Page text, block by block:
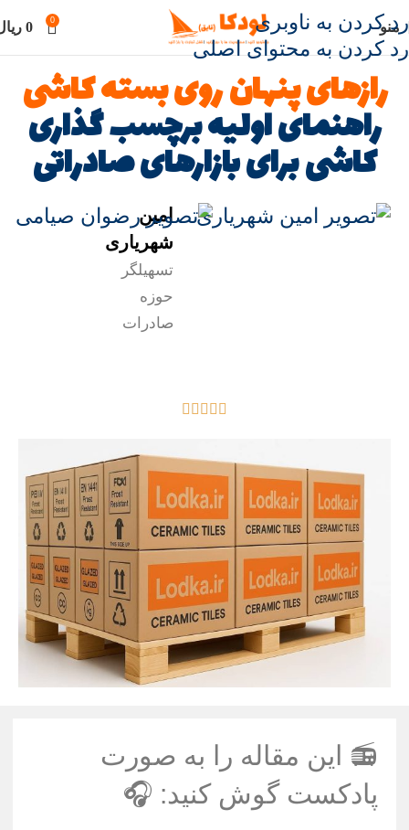
رد کردن به ناوبری
رد کردن به محتوای اصلی
منو 0
0
رازهای پنهان روی بسته کاشی
راهنمای اولیه برچسب گذاری
کاشی برای بازارهای صادراتی
امین
شهریاری
تسهیلگر
حوزه
صادرات
📻 این مقاله را به صورت
پادکست گوش کنید: 🎧